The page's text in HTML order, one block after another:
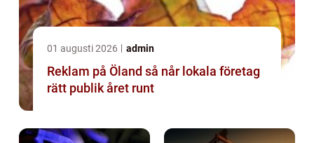
01 augusti 2026 admin
Reklam på Öland så når lokala företag
rätt publik året runt